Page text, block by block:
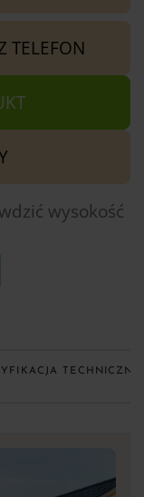
TELEFON
wysokość
TECHNICZNA